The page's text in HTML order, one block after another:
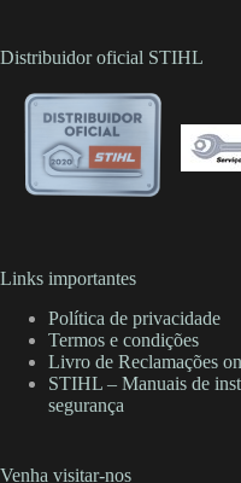
Distribuidor oficial STIHL
Links importantes
Política de privacidade
Termos e condições
Livro de Reclamações
STIHL – Manuais de
segurança
Venha visitar-nos